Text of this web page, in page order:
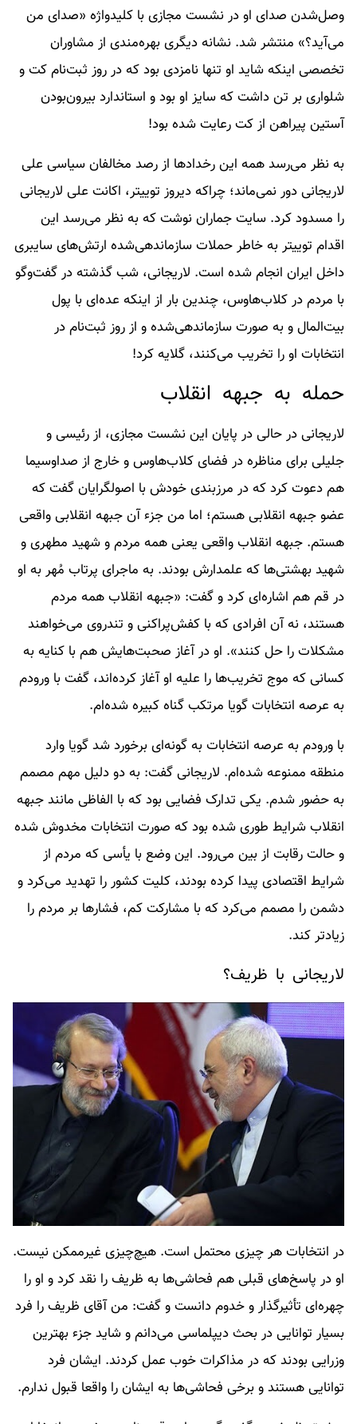
وصل‌شدن صدای او در نشست مجازی با کلید‌واژه «صدای من
می‌آید؟» منتشر شد. نشانه دیگری بهره‌مندی از مشاوران
تخصصی اینکه شاید او تنها نامزدی بود که در روز ثبت‌نام کت و
شلواری بر تن داشت که سایز او بود و استاندارد بیرون‌بودن
آستین پیراهن از کت رعایت شده بود!
به نظر می‌رسد همه این رخدادها از رصد مخالفان سیاسی علی
لاریجانی دور نمی‌ماند؛ چرا‌که دیروز توییتر، اکانت علی لاریجانی
را مسدود کرد. سایت جماران نوشت که به نظر می‌رسد این
اقدام توییتر به خاطر حملات سازماندهی‌شده ارتش‌های سایبری
داخل ایران انجام شده است. لاریجانی، شب گذشته در گفت‌وگو
با مردم در کلاب‌هاوس، چندین بار از اینکه عده‌ای با پول
بیت‌المال و به صورت سازماندهی‌شده و از روز ثبت‌نام در
انتخابات او را تخریب می‌کنند، گلایه کرد!
حمله به جبهه انقلاب
لاریجانی در حالی در پایان این نشست مجازی، از رئیسی و
جلیلی برای مناظره در فضای کلاب‌هاوس و خارج از صداوسیما
هم دعوت کرد که در مرزبندی خودش با اصولگرایان گفت که
عضو جبهه انقلابی هستم؛ اما من جزء آن جبهه انقلابی واقعی
هستم. جبهه انقلاب واقعی یعنی همه مردم و شهید مطهری و
شهید بهشتی‌ها که علمدارش بودند. به ماجرای پرتاب مُهر به او
در قم هم اشاره‌ای کرد و گفت: «جبهه انقلاب همه مردم
هستند، نه آن افرادی که با کفش‌پراکنی و تندروی می‌خواهند
مشکلات را حل کنند». او در آغاز صحبت‌هایش هم با کنایه به
کسانی که موج تخریب‌ها را علیه او آغاز کرده‌اند، گفت با ورودم
به عرصه انتخابات گویا مرتکب گناه کبیره شده‌ام.
با ورودم به عرصه انتخابات به گونه‌ای برخورد شد گویا وارد
منطقه ممنوعه شده‌ام. لاریجانی گفت: به دو دلیل مهم مصمم
به حضور شدم. یکی تدارک فضایی بود که با الفاظی مانند جبهه
انقلاب شرایط طوری شده بود که صورت انتخابات مخدوش شده
و حالت رقابت از بین می‌رود. این وضع با یأسی که مردم از
شرایط اقتصادی پیدا کرده بودند، کلیت کشور را تهدید می‌کرد و
دشمن را مصمم می‌کرد که با مشارکت کم، فشارها بر مردم را
زیادتر کند.
لاریجانی با ظریف؟
در انتخابات هر چیزی محتمل است. هیچ‌چیزی غیر‌ممکن نیست.
او در پاسخ‌های قبلی هم فحاشی‌ها به ظریف را نقد کرد و او را
چهره‌ای تأثیرگذار و خدوم دانست و گفت: من آقای ظریف را فرد
بسیار توانایی در بحث دیپلماسی می‌دانم و شاید جزء بهترین
وزرایی بودند که در مذاکرات خوب عمل کردند. ایشان فرد
توانایی هستند و برخی فحاشی‌ها به ایشان را واقعا قبول ندارم.